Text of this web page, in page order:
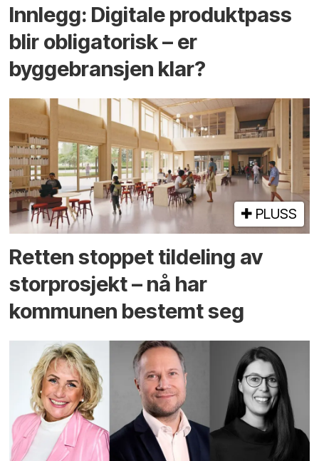
Innlegg: Digitale produktpass
blir obligatorisk – er
byggebransjen klar?
PLUSS
Retten stoppet tildeling av
storprosjekt – nå har
kommunen bestemt seg